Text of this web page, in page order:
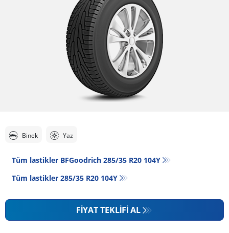
Binek Yaz
Tüm lastikler BFGoodrich 285/35 R20 104Y
Tüm lastikler‎ 285/35 R20 104Y
FIYAT TEKLIFI AL